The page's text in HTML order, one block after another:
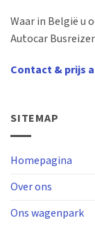
Waar in België u
Autocar
Contact & prijs
SITEMAP
Homepagina
Over ons
Ons wagenpark